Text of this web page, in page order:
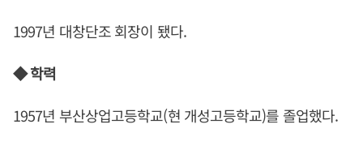
1997년 대창단조 회장이 됐다.
◆ 학력
1957년 부산상업고등학교(현 개성고등학교)를 졸업했다.